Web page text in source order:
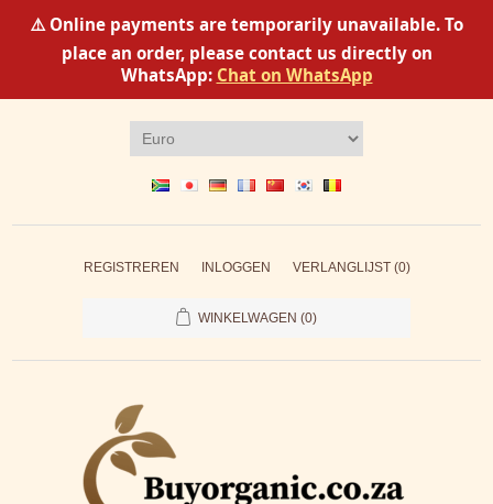
⚠️ Online payments are temporarily unavailable. To
place an order, please contact us directly on
WhatsApp: Chat on WhatsApp
REGISTREREN INLOGGEN VERLANGLIJST (0)
WINKELWAGEN (0)